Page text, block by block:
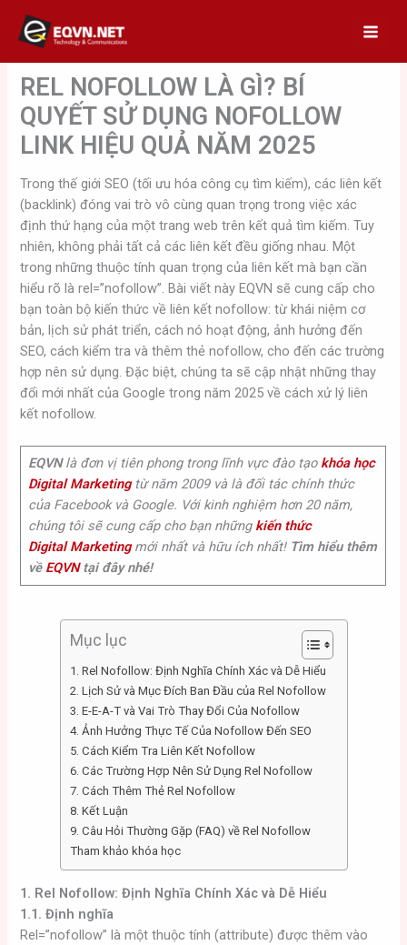
content
REL NOFOLLOW LÀ GÌ? BÍ
QUYẾT SỬ DỤNG NOFOLLOW
LINK HIỆU QUẢ NĂM 2025
Trong thế giới SEO (tối ưu hóa công cụ tìm kiếm), các liên kết
(backlink) đóng vai trò vô cùng quan trọng trong việc xác
định thứ hạng của một trang web trên kết quả tìm kiếm. Tuy
nhiên, không phải tất cả các liên kết đều giống nhau. Một
trong những thuộc tính quan trọng của liên kết mà bạn cần
hiểu rõ là rel=”nofollow”. Bài viết này EQVN sẽ cung cấp cho
bạn toàn bộ kiến thức về liên kết nofollow: từ khái niệm cơ
bản, lịch sử phát triển, cách nó hoạt động, ảnh hưởng đến
SEO, cách kiểm tra và thêm thẻ nofollow, cho đến các trường
hợp nên sử dụng. Đặc biệt, chúng ta sẽ cập nhật những thay
đổi mới nhất của Google trong năm 2025 về cách xử lý liên
kết nofollow.
EQVNlà đơn vị tiên phong trong lĩnh vực đào tạo khóa học
Digital Marketingtừ năm 2009 và là đối tác chính thức
của Facebook và Google. Với kinh nghiệm hơn 20 năm,
chúng tôi sẽ cung cấp cho bạn những kiến thức
Digital Marketingmới nhất và hữu ích nhất! Tìm hiểu thêm
về EQVNtại đây nhé!
Mục lục
1. Rel Nofollow: Định Nghĩa Chính Xác và Dễ Hiểu
2. Lịch Sử và Mục Đích Ban Đầu của Rel Nofollow
3. E-E-A-T và Vai Trò Thay Đổi Của Nofollow
4. Ảnh Hưởng Thực Tế Của Nofollow Đến SEO
5. Cách Kiểm Tra Liên Kết Nofollow
6. Các Trường Hợp Nên Sử Dụng Rel Nofollow
7. Cách Thêm Thẻ Rel Nofollow
8. Kết Luận
9. Câu Hỏi Thường Gặp (FAQ) về Rel Nofollow
Tham khảo khóa học
1. Rel Nofollow: Định Nghĩa Chính Xác và Dễ Hiểu
1.1. Định nghĩa
Rel=”nofollow” là một thuộc tính (attribute) được thêm vào